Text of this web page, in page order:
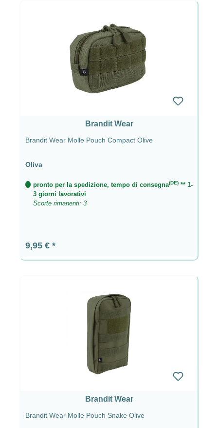
Brandit Wear
Brandit Wear Molle Pouch Compact Olive
Oliva
pronto per la spedizione, tempo di consegna(DE)** 1-
3 giorni lavorativi
Scorte rimanenti: 3
Prezzo normale:
9,95 €
Brandit Wear
Brandit Wear Molle Pouch Snake Olive